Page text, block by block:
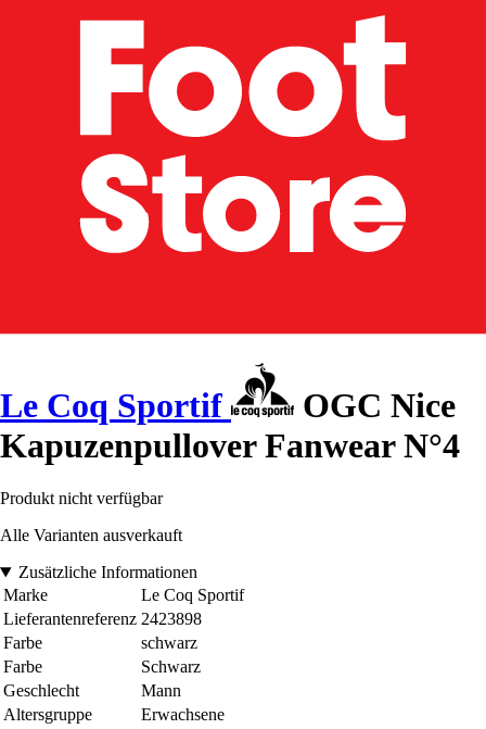
Le Coq Sportif
OGC Nice
Kapuzenpullover Fanwear N°4
Produkt nicht verfügbar
Alle Varianten ausverkauft
Zusätzliche Informationen
Marke
Le Coq Sportif
Lieferantenreferenz 2423898
Farbe
schwarz
Farbe
Schwarz
Geschlecht
Mann
Altersgruppe
Erwachsene